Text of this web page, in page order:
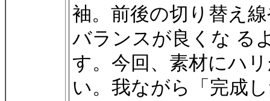
袖。前後の切り替え
バランスが良くな る
す。今回、素材にハ
い。我ながら「完成